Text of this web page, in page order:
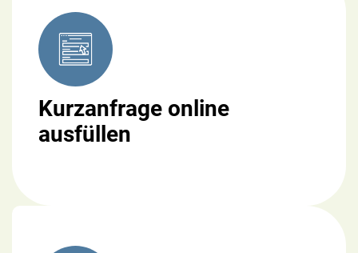
Kurzanfrage online
ausfüllen